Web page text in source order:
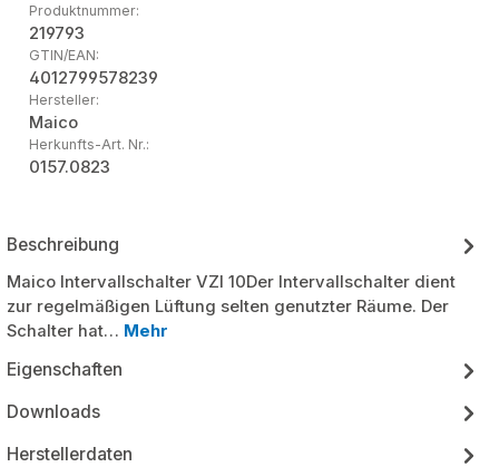
Produktnummer:
219793
GTIN/EAN:
4012799578239
Hersteller:
Maico
Herkunfts-Art. Nr.:
0157.0823
Beschreibung
Maico Intervallschalter VZI 10Der Intervallschalter dient
zur regelmäßigen Lüftung selten genutzter Räume. Der
Schalter hat… Mehr
Eigenschaften
Downloads
Herstellerdaten